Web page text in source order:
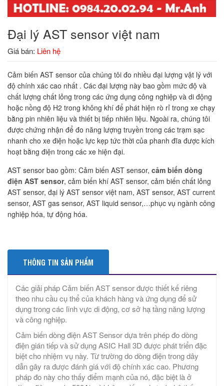
Đại lý AST sensor việt nam
Giá bán: Liên hệ
Cảm biến AST sensor của chúng tôi đo nhiều đại lượng vật lý với
độ chính xác cao nhất . Các đại lượng này bao gồm mức độ và
chất lượng chất lỏng trong các ứng dụng công nghiệp và di động
hoặc nồng độ H2 trong không khí để phát hiện rò rỉ trong xe chạy
bằng pin nhiên liệu và thiết bị tiếp nhiên liệu. Ngoài ra, chúng tôi
được chứng nhận để đo năng lượng truyền trong các trạm sạc
nhanh cho xe điện hoặc lực kẹp tức thời của phanh đĩa được kích
hoạt bằng điện trong các xe hiện đại.
AST sensor bao gồm: Cảm biến AST sensor, cảm biến dòng
điện AST sensor, cảm biến khí AST sensor, cảm biến chất lỏng
AST sensor, đại lý AST sensor việt nam, AST sensor, AST current
sensor, AST gas sensor, AST liquid sensor,…phục vụ ngành công
nghiệp hóa, tự động hóa.
THÔNG TIN SẢN PHẨM
Các giải pháp Cảm biến AST sensor được thiết kế riêng
theo nhu cầu cụ thể của khách hàng và ứng dụng để sử
dụng trong các lĩnh vực di động, cơ sở hạ tầng năng lượng
và công nghiệp.
Cảm biến dòng điện AST Sensor dựa trên phép đo dòng
điện gián tiếp và sử dụng ASIC Hall 3D được phát triển đặc
biệt cho nhiệm vụ này. Từ trường do dòng điện trong dây
dẫn gây ra được đánh giá với độ chính xác cao. Phương
pháp đo này cho thấy điểm mạnh của nó, đặc biệt là ở